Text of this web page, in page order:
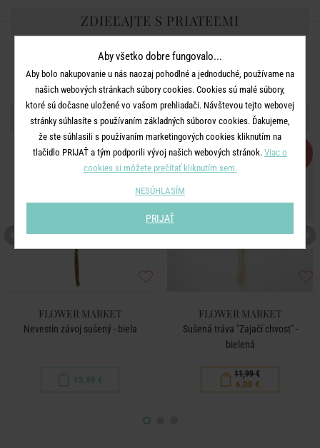
ZDIEĽAJTE S PRIATEĽMI
ĎALŠIE PRODUKTY ZO SÉRIE
FLOWER MARKET
Nevestin závoj sušený - biela
13,99 €
BESTSELLER -50
FLOWER MARKET
Sušená tráva "Zajačí chvost" -
bielená
11,99 €
6,00 €
Aby všetko dobre fungovalo...
Aby bolo nakupovanie u nás naozaj pohodlné a jednoduché, používame na
našich webových stránkach súbory cookies. Cookies sú malé súbory,
ktoré sú dočasne uložené vo vašom prehliadači. Návštevou tejto webovej
stránky súhlasíte s používaním základných súborov cookies. Ďakujeme,
že ste súhlasili s používaním marketingových cookies kliknutím na
tlačidlo PRIJAŤ a tým podporili vývoj našich webových stránok. Viac o
cookies si môžete prečítať kliknutím sem.
NESÚHLASÍM
PRIJAŤ